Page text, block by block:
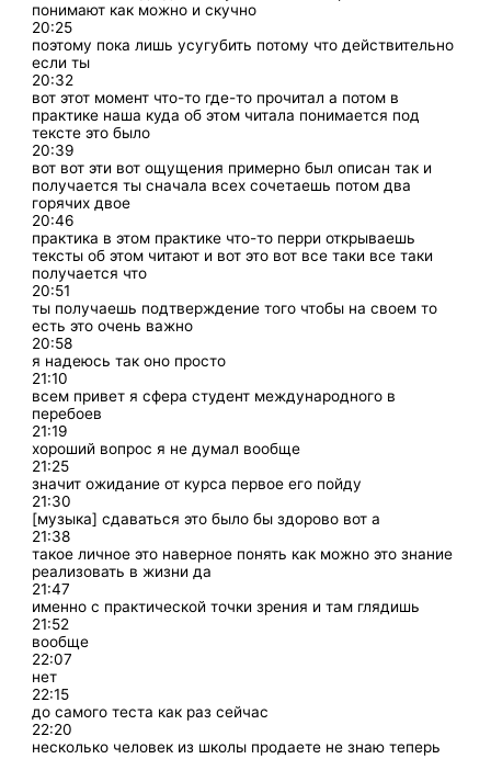
понимают как можно и скучно
20:25
поэтому пока лишь усугубить потому что действительно
если ты
20:32
вот этот момент что-то где-то прочитал а потом в
практике наша куда об этом читала понимается под
тексте это было
20:39
вот вот эти вот ощущения примерно был описан так и
получается ты сначала всех сочетаешь потом два
горячих двое
20:46
практика в этом практике что-то перри открываешь
тексты об этом читают и вот это вот все таки все таки
получается что
20:51
ты получаешь подтверждение того чтобы на своем то
есть это очень важно
20:58
я надеюсь так оно просто
21:10
всем привет я сфера студент международного в
перебоев
21:19
хороший вопрос я не думал вообще
21:25
значит ожидание от курса первое его пойду
21:30
[музыка] сдаваться это было бы здорово вот а
21:38
такое личное это наверное понять как можно это знание
реализовать в жизни да
21:47
именно с практической точки зрения и там глядишь
21:52
вообще
22:07
нет
22:15
до самого теста как раз сейчас
22:20
несколько человек из школы продаете не знаю теперь